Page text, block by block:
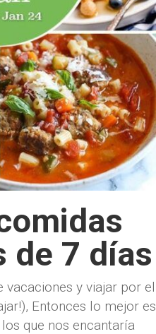
de 7 días
y viajar por el
Entonces lo mejor es
que nos encantaría